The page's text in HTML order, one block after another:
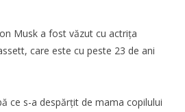
Musk a fost văzut cu actrița
care este cu peste 23 de ani
ce s-a despărțit de mama copilului